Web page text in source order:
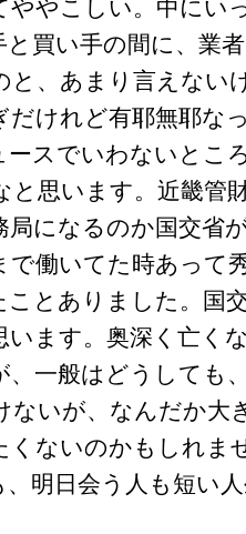
ややこしい。中にい
と買い手の間に、業
と、あまり言えない
だけれど有耶無耶な
ースでいわないとこ
と思います。近畿管
局になるのか国交省
で働いてた時あって
ことありました。国
います。奥深く亡く
、一般はどうしても
ないが、なんだか大
くないのかもしれま
、明日会う人も短い